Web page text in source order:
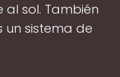
sol. También
un sistema de